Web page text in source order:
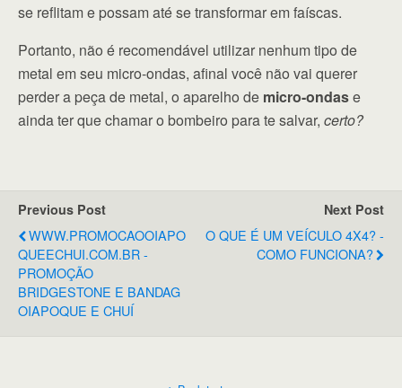
se reflitam e possam até se transformar em faíscas.
Portanto, não é recomendável utilizar nenhum tipo de
metal em seu micro-ondas, afinal você não vai querer
perder a peça de metal, o aparelho de micro-ondase
ainda ter que chamar o bombeiro para te salvar, certo?
Previous Post
WWW.PROMOCAOOIAPO
QUEECHUI.COM.BR -
PROMOÇÃO
BRIDGESTONE E BANDAG
OIAPOQUE E CHUÍ
Next Post
O QUE É UM VEÍCULO 4X4? -
COMO FUNCIONA?